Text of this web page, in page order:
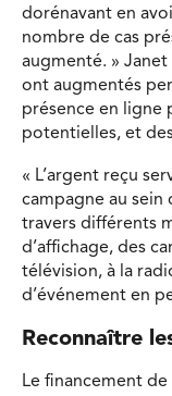
dorénavant en
nombre de cas
augmenté. »
ont augmentés
présence en ligne
potentielles, et
« L’argent reçu
campagne au sein
travers différents
d’affichage, des
télévision, à la
d’événement en
Reconnaître
Le financement